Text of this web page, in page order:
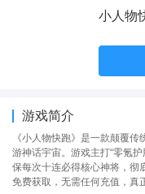
小人物
游戏简介
《小人物快跑》是一款颠覆
游神话宇宙。游戏主打“零氪
保每次十连必得核心神将，彻
免费获取，无需任何充值，真